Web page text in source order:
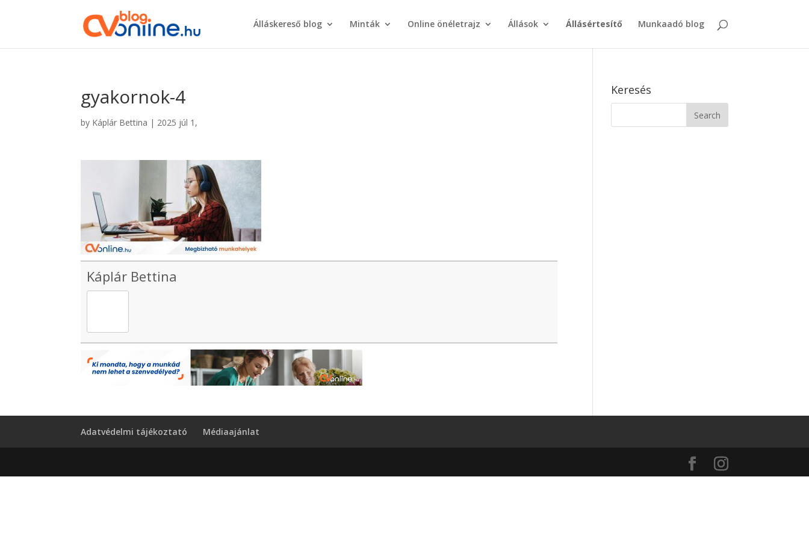
Álláskereső blog Minták Online önéletrajz Állások Állásértesítő Munkaadó blog
gyakornok-4
by Káplár Bettina | 2025 júl 1,
Káplár Bettina
Keresés
Adatvédelmi tájékoztató Médiaajánlat